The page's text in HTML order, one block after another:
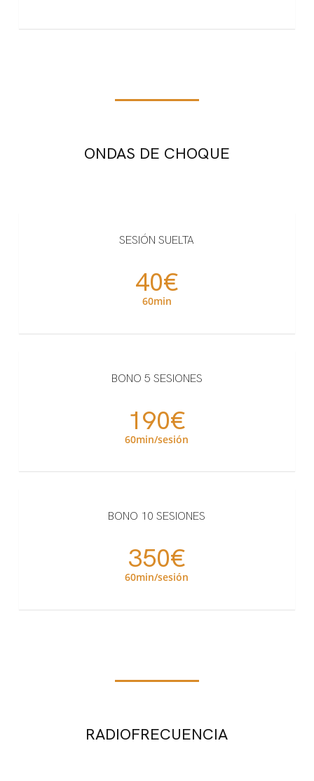
ONDAS DE CHOQUE
SESIÓN SUELTA
40€
60min
BONO 5 SESIONES
190€
60min/sesión
BONO 10 SESIONES
350€
60min/sesión
RADIOFRECUENCIA